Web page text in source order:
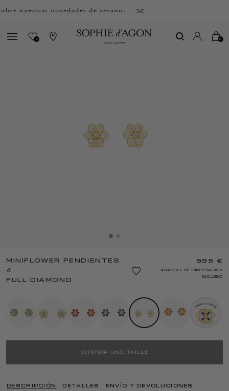
novedades de verano.
0 0
MINIFLOWER PENDIENTES
4
FULL DIAMOND
995 €
ARANCEL DE IMPORTACIÓN
INCLUIDO
CHOISIR UNE TAILLE
DESCRIPCIÓN DETALLES ENVÍO Y DEVOLUCIONES